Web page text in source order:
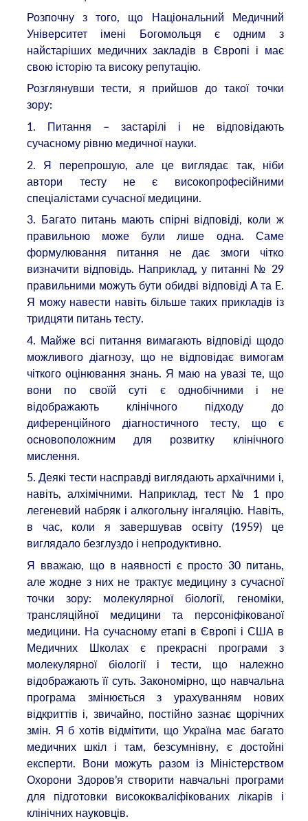
Розпочну з того, що Національний Медичний
Університет імені Богомольця є одним з
найстаріших медичних закладів в Європі і має
свою історію та високу репутацію.
Розглянувши тести, я прийшов до такої точки
зору:
1. Питання – застарілі і не відповідають
сучасному рівню медичної науки.
2. Я перепрошую, але це виглядає так, ніби
автори тесту не є високопрофесійними
спеціалістами сучасної медицини.
3. Багато питань мають спірні відповіді, коли ж
правильною може були лише одна. Саме
формулювання питання не дає змоги чітко
визначити відповідь. Наприклад, у питанні № 29
правильними можуть бути обидві відповіді A та E.
Я можу навести навіть більше таких прикладів із
тридцяти питань тесту.
4. Майже всі питання вимагають відповіді щодо
можливого діагнозу, що не відповідає вимогам
чіткого оцінювання знань. Я маю на увазі те, що
вони по своїй суті є однобічними і не
відображають клінічного підходу до
диференційного діагностичного тесту, що є
основоположним для розвитку клінічного
мислення.
5. Деякі тести насправді виглядають архаїчними і,
навіть, алхімічними. Наприклад, тест № 1 про
легеневий набряк і алкогольну інгаляцію. Навіть,
в час, коли я завершував освіту (1959) це
виглядало безглуздо і непродуктивно.
Я вважаю, що в наявності є просто 30 питань,
але жодне з них не трактує медицину з сучасної
точки зору: молекулярної біології, геноміки,
трансляційної медицини та персоніфікованої
медицини. На сучасному етапі в Європі і США в
Медичних Школах є прекрасні програми з
молекулярної біології і тести, що належно
відображають її суть. Закономірно, що навчальна
програма змінюється з урахуванням нових
відкриттів і, звичайно, постійно зазнає щорічних
змін. Я б хотів відмітити, що Україна має багато
медичних шкіл і там, безсумнівну, є достойні
експерти. Вони можуть разом із Міністерством
Охорони Здоров’я створити навчальні програми
для підготовки висококваліфікованих лікарів і
клінічних науковців.